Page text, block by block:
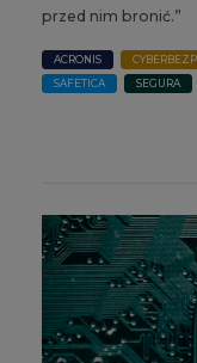
przed nim bronić.”
ACRONIS
SAFETICA
SEGURA